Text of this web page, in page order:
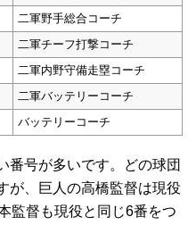
二軍野手総合コーチ
二軍チーフ打撃コーチ
二軍内野守備走塁コーチ
二軍バッテリーコーチ
バッテリーコーチ
番号が多いです。どの球団
が、巨人の高橋監督は現役
監督も現役と同じ6番をつ